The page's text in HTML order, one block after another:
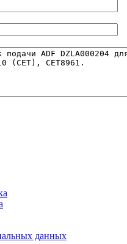
данных